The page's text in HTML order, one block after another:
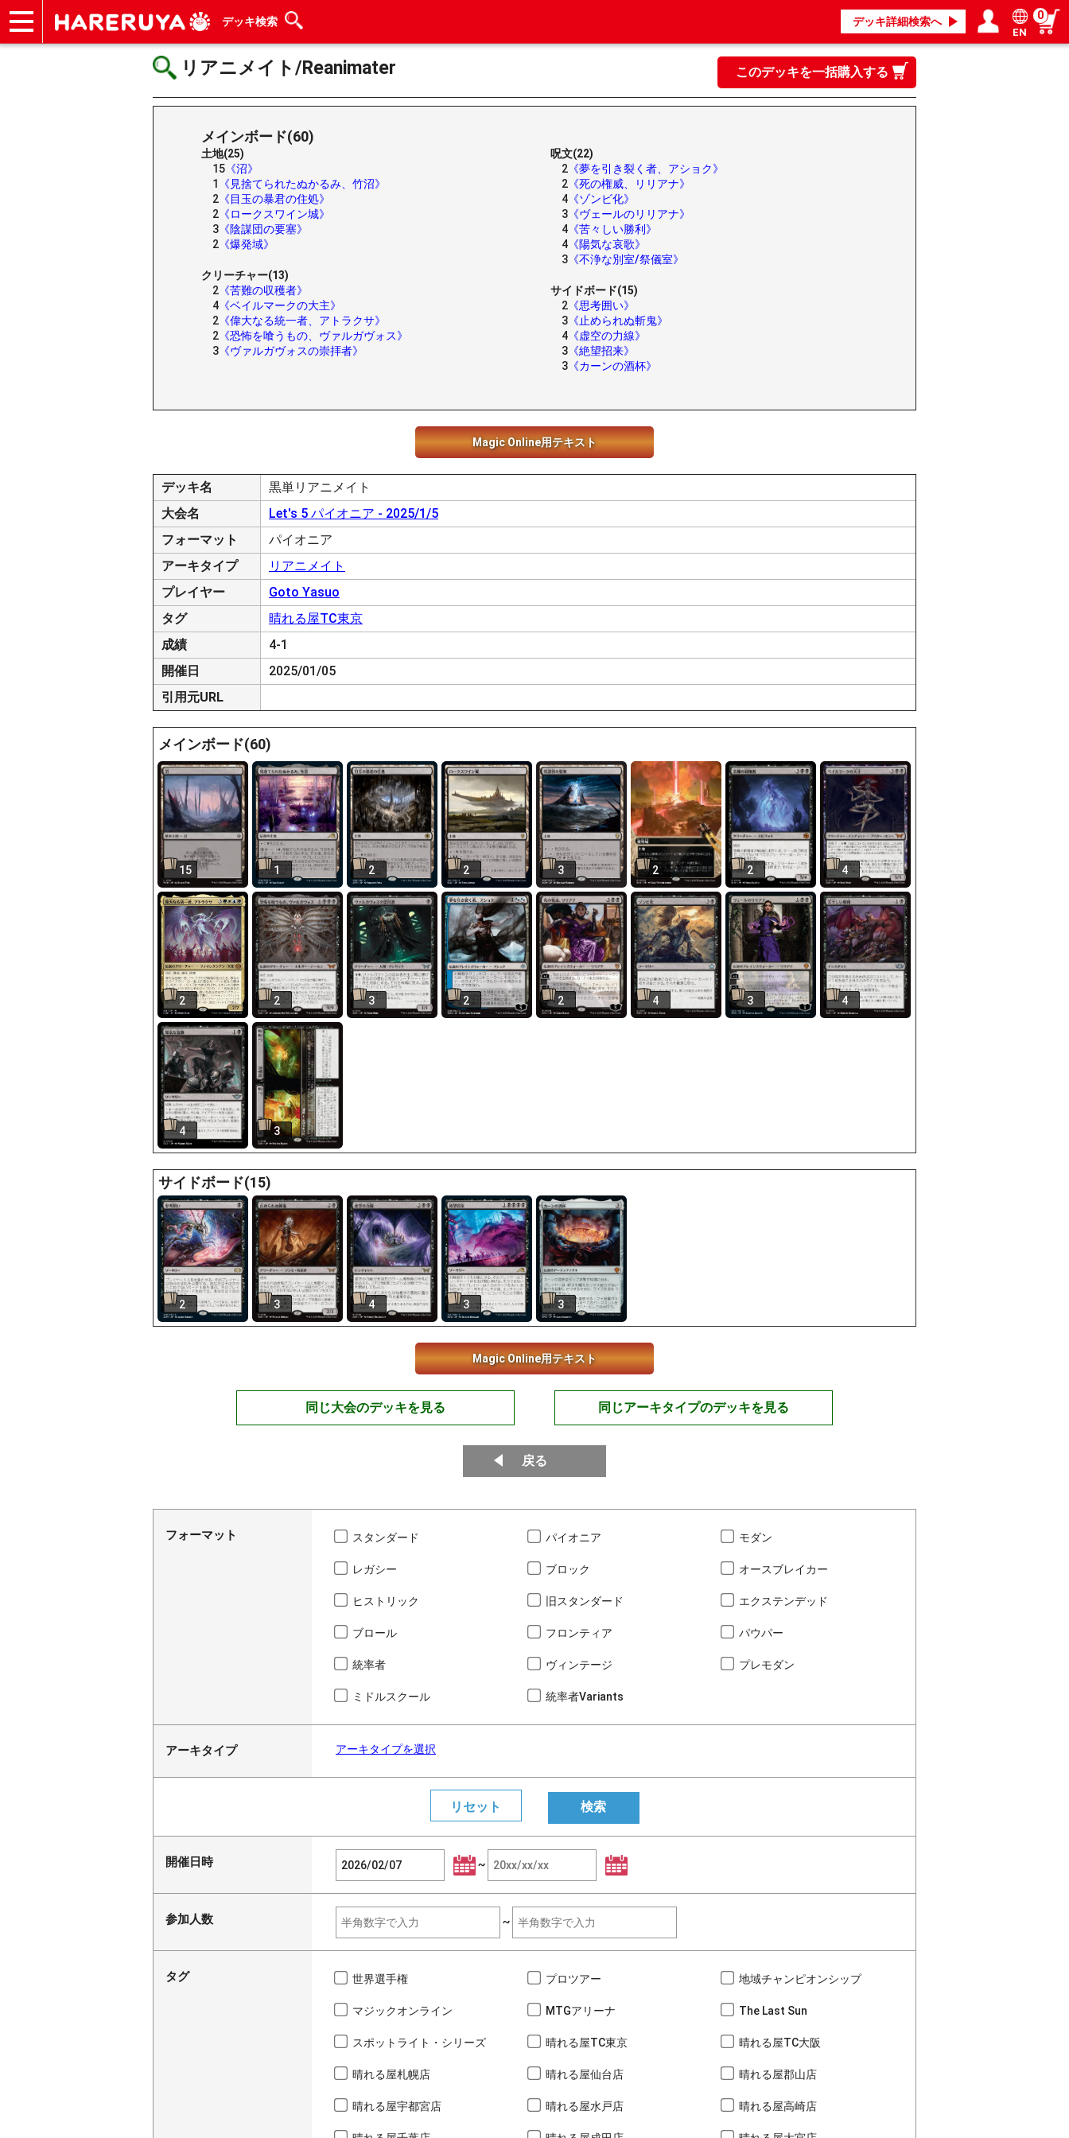
デッキ検索 デッキ詳細検索へ
ログイン／会員登録
マイページ
EN
0
リアニメイト/Reanimater このデッキを一括購入する
メインボード(60)
土地(25)
15 《沼》
1
《見捨てられたぬかるみ、竹沼》
2 《目玉の暴君の住処》
2 《ロークスワイン城》
3 《陰謀団の要塞》
2 《爆発域》
クリーチャー(13)
2 《苦難の収穫者》
4 《ベイルマークの大主》
2 《偉大なる統一者、アトラクサ》
2 《恐怖を喰うもの、ヴァルガヴォス》
3 《ヴァルガヴォスの崇拝者》
呪文(22)
2 《夢を引き裂く者、アショク》
2 《死の権威、リリアナ》
4 《ゾンビ化》
3 《ヴェールのリリアナ》
4 《苦々しい勝利》
4 《陽気な哀歌》
3 《不浄な別室/祭儀室》
サイドボード(15)
2 《思考囲い》
3 《止められぬ斬鬼》
4 《虚空の力線》
3 《絶望招来》
3 《カーンの酒杯》
Magic Online用テキスト
デッキ名
黒単リアニメイト
大会名
Let's 5 パイオニア - 2025/1/5
フォーマット
パイオニア
アーキタイプ
リアニメイト
プレイヤー
Goto Yasuo
タグ
晴れる屋TC東京
成績
4-1
開催日
2025/01/05
引用元URL
メインボード(60)
15 1 2 2 3 2 2 4
2 2 3 2 2 4 3 4
4 3
サイドボード(15)
2 3 4 3 3
Magic Online用テキスト
同じ大会のデッキを見る 同じアーキタイプのデッキを見る
戻る
フォーマット スタンダード パイオニア モダン
レガシー ブロック オースブレイカー
ヒストリック 旧スタンダード エクステンデッド
ブロール フロンティア パウパー
統率者 ヴィンテージ プレモダン
ミドルスクール 統率者Variants
アーキタイプ アーキタイプを選択
開催日時 ~
参加人数 ~
タグ 世界選手権 プロツアー 地域チャンピオンシップ
マジックオンライン MTGアリーナ The Last Sun
スポットライト・シリーズ 晴れる屋TC東京 晴れる屋TC大阪
晴れる屋札幌店 晴れる屋仙台店 晴れる屋郡山店
晴れる屋宇都宮店 晴れる屋水戸店 晴れる屋高崎店